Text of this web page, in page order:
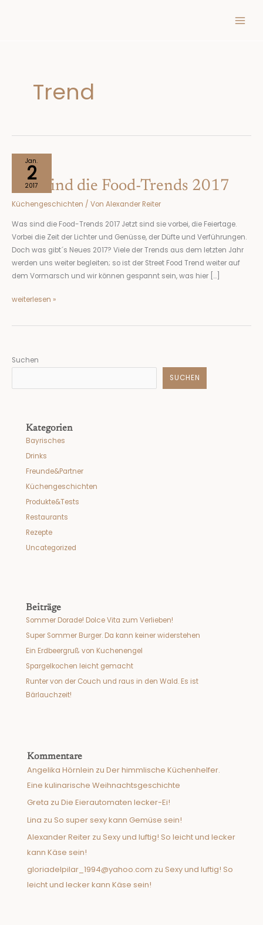
Trend
Jan.
2
2017
Was sind die Food-Trends 2017
Küchengeschichten / Von Alexander Reiter
Was sind die Food-Trends 2017 Jetzt sind sie vorbei, die Feiertage.
Vorbei die Zeit der Lichter und Genüsse, der Düfte und Verführungen.
Doch was gibt´s Neues 2017? Viele der Trends aus dem letzten Jahr
werden uns weiter begleiten; so ist der Street Food Trend weiter auf
dem Vormarsch und wir können gespannt sein, was hier […]
Was
2017
weiterlesen »
Suchen
SUCHEN
Kategorien
Bayrisches
Drinks
Freunde&Partner
Küchengeschichten
Produkte&Tests
Restaurants
Rezepte
Uncategorized
Beiträge
Sommer Dorade! Dolce Vita zum Verlieben!
Super Sommer Burger. Da kann keiner widerstehen
Ein Erdbeergruß von Kuchenengel
Spargelkochen leicht gemacht
Runter von der Couch und raus in den Wald. Es ist
Bärlauchzeit!
Kommentare
Angelika Hörnlein zu Der himmlische Küchenhelfer.
Eine kulinarische Weihnachtsgeschichte
Greta zu Die Eierautomaten lecker-Ei!
Lina zu So super sexy kann Gemüse sein!
Alexander Reiter zu Sexy und luftig! So leicht und lecker
kann Käse sein!
gloriadelpilar_1994@yahoo.com zu Sexy und luftig! So
leicht und lecker kann Käse sein!